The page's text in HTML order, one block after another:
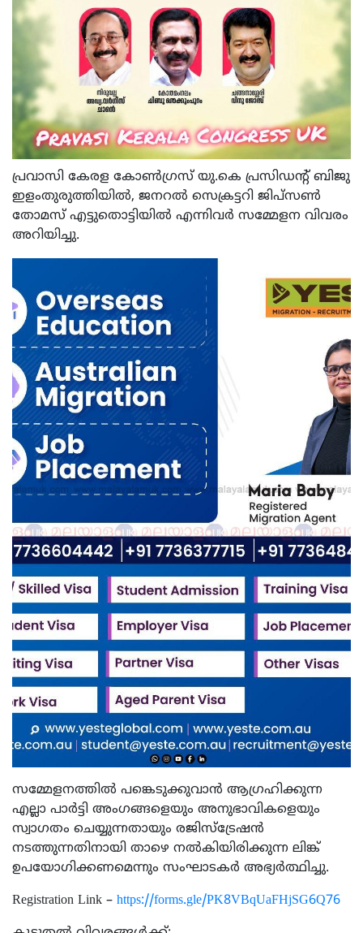
പ്രവാസി കേരള കോൺഗ്രസ് യു.കെ പ്രസിഡന്റ് ബിജു
ഇളംതുരുത്തിയിൽ, ജനറൽ സെക്രട്ടറി ജിപ്സൺ
തോമസ് എട്ടുതൊട്ടിയിൽ എന്നിവർ സമ്മേളന വിവരം
അറിയിച്ചു.
സമ്മേളനത്തിൽ പങ്കെടുക്കുവാൻ ആഗ്രഹിക്കുന്ന
എല്ലാ പാർട്ടി അംഗങ്ങളെയും അനുഭാവികളെയും
സ്വാഗതം ചെയ്യുന്നതായും രജിസ്ട്രേഷൻ
നടത്തുന്നതിനായി താഴെ നൽകിയിരിക്കുന്ന ലിങ്ക്
ഉപയോഗിക്കണമെന്നും സംഘാടകർ അഭ്യർത്ഥിച്ചു.
Registration Link – https://forms.gle/PK8VBqUaFHjSG6Q76